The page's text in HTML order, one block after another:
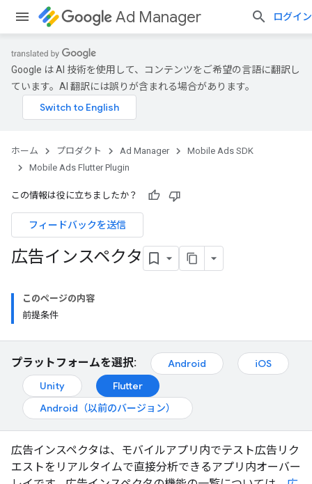
Ad Manager ログイン
Google は AI 技術を使用して、コンテンツをご希望の言語に翻訳し
ています。AI 翻訳には誤りが含まれる場合があります。
ホーム プロダクト Ad Manager
Mobile Ads SDK
Mobile Ads Flutter Plugin
この情報は役に立ちましたか？
フィードバックを送信
広告インスペクタ
このページの内容
前提条件
プラットフォームを選択: Android
iOS
Unity
Flutter
Android（以前のバージョン）
広告インスペクタは、モバイルアプリ内でテスト広告リク
エストをリアルタイムで直接分析できるアプリ内オーバー